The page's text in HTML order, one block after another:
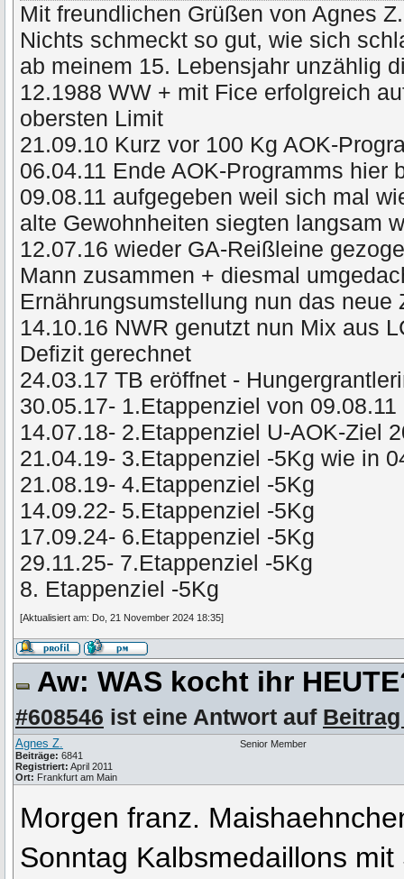
Mit freundlichen Grüßen von Agnes Z.
Nichts schmeckt so gut, wie sich
ab meinem 15. Lebensjahr unzählig
12.1988 WW + mit Fice erfolgreich
obersten Limit
21.09.10 Kurz vor 100 Kg AOK-
06.04.11 Ende AOK-Programms hier
09.08.11 aufgegeben weil sich mal
alte Gewohnheiten siegten langsam
12.07.16 wieder GA-Reißleine
Mann zusammen + diesmal
Ernährungsumstellung nun das neue
14.10.16 NWR genutzt nun Mix aus
Defizit gerechnet
24.03.17 TB eröffnet -
30.05.17- 1.Etappenziel von 09.08.11
14.07.18- 2.Etappenziel U-AOK-Ziel
21.04.19- 3.Etappenziel -5Kg wie in
21.08.19- 4.Etappenziel -5Kg
14.09.22- 5.Etappenziel -5Kg
17.09.24- 6.Etappenziel -5Kg
29.11.25- 7.Etappenziel -5Kg
8. Etappenziel -5Kg
[Aktualisiert am: Do, 21 November 2024 18:35]
Aw: WAS kocht ihr
#608546 ist eine Antwort auf Beitrag
Agnes Z.
Beiträge: 6841
Registriert: April 2011
Ort: Frankfurt am Main
Senior Member
Morgen franz.
Sonntag Kalbsmedaillons